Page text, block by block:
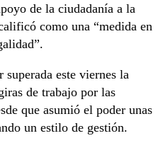
de la ciudadanía a la
como una “medida en
este viernes la
de trabajo por las
que asumió el poder unas
un estilo de gestión.